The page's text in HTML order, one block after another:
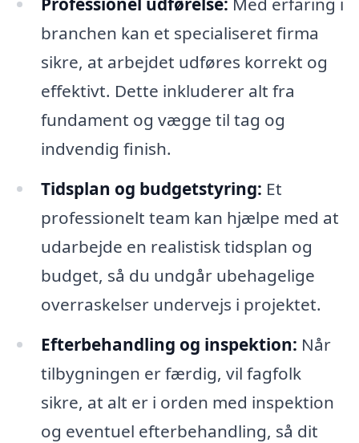
branchen kan et specialiseret firma
sikre, at arbejdet udføres korrekt og
effektivt. Dette inkluderer alt fra
fundament og vægge til tag og
indvendig finish.
Tidsplan og budgetstyring: Et
professionelt team kan hjælpe med at
udarbejde en realistisk tidsplan og
budget, så du undgår ubehagelige
overraskelser undervejs i projektet.
Efterbehandling og inspektion: Når
tilbygningen er færdig, vil fagfolk
sikre, at alt er i orden med inspektion
og eventuel efterbehandling, så dit